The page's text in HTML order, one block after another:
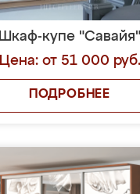
Шкаф-купе "Савайя"
Цена: от 51 000 руб.
ПОДРОБНЕЕ